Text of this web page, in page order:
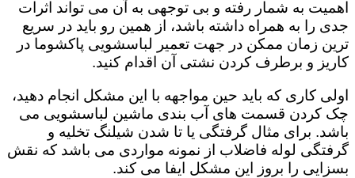
اهمیت به شمار رفته و بی توجهی به آن می تواند اثرات
جدی را به همراه داشته باشد، از همین رو باید در سریع
ترین زمان ممکن در جهت تعمیر لباسشویی پاکشوما در
کاریز و برطرف کردن نشتی آن اقدام کنید.
اولی کاری که باید حین مواجهه با این مشکل انجام دهید،
چک کردن قسمت های آب بندی ماشین لباسشویی می
باشد. برای مثال گرفتگی یا تا شدن شیلنگ تخلیه و
گرفتگی لوله فاضلاب از نمونه مواردی می باشد که نقش
بسزایی را بروز این مشکل ایفا می کند‌‌.